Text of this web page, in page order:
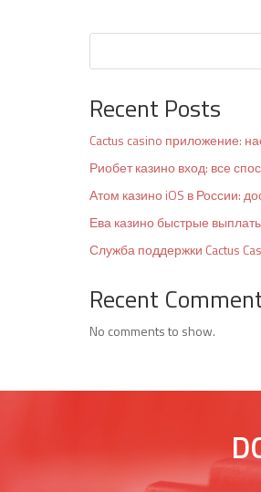
Recent Posts
Cactus casino приложение:
Риобет казино вход: все
Атом казино iOS в России:
Ева казино быстрые
Служба поддержки Cactus
Recent
No comments to show.